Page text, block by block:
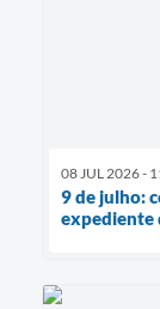
08 JUL 2026 -
9 de julho:
expediente